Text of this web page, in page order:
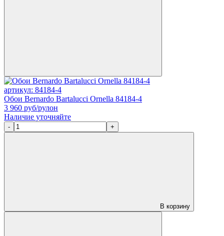
артикул: 84184-4
Обои Bernardo Bartalucci Ornella 84184-4
3 960 руб/рулон
Наличие уточняйте
- +
В корзину